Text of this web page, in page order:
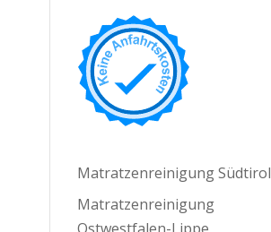
Matratzenreinigung Südtirol
Matratzenreinigung